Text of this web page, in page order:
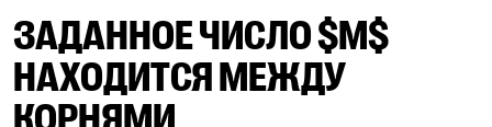
ЗАДАННОЕ ЧИСЛО $M$
НАХОДИТСЯ МЕЖДУ